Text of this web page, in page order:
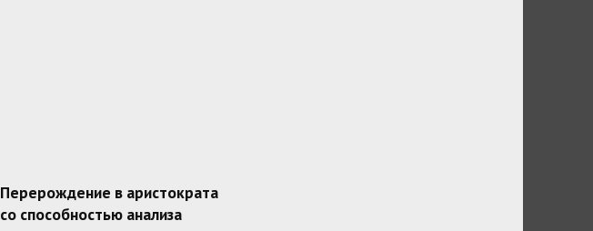
Перерождение в аристократа
со способностью анализа